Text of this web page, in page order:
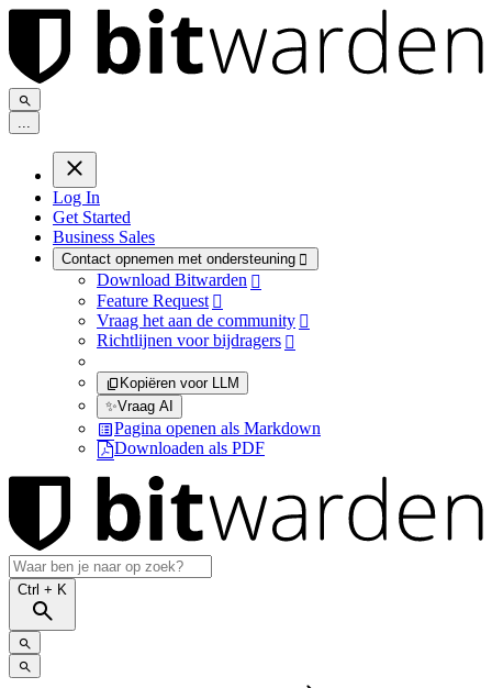
...
Log In
Get Started
Business Sales
Contact opnemen met ondersteuning 
Download Bitwarden 
Feature Request 
Vraag het aan de community 
Richtlijnen voor bijdragers 
Kopiëren voor LLM
✨Vraag AI
Pagina openen als Markdown
Downloaden als PDF
Ctrl + K